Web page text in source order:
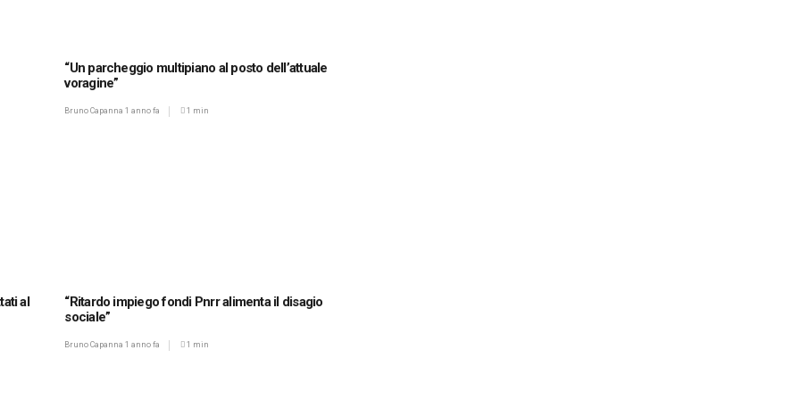
“Un parcheggio multipiano al posto dell’attuale
voragine”
Bruno Capanna1 anno fa 1 min
al
“Ritardo impiego fondi Pnrr alimenta il disagio
sociale”
Bruno Capanna1 anno fa 1 min